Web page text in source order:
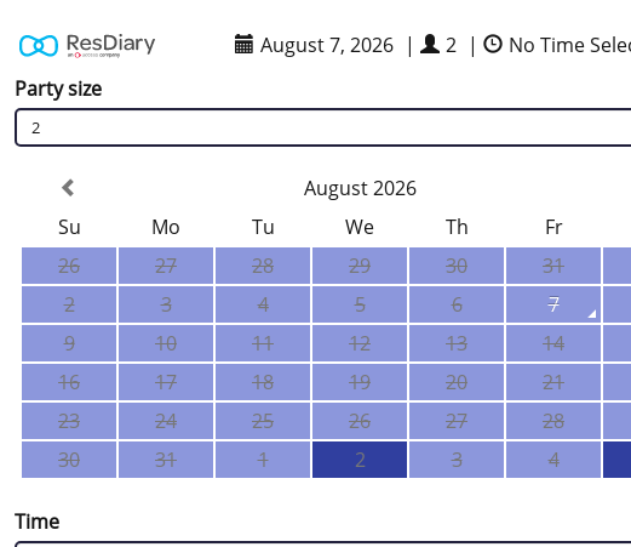
August 7, 2026 | 2 |
No Time
Party size
2
August 2026
Su
Mo Tu We Th
Fr
26
27 28 29 30
31
2
3 4 5 6
7
9
10 11 12 13
14
16
17 18 19 20
21
23
24 25 26 27
28
30
31 1 2 3 4
Time